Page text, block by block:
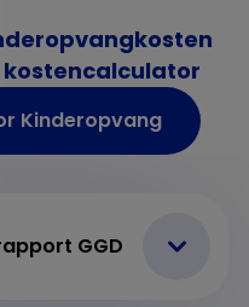
Kinderopvang
GGD